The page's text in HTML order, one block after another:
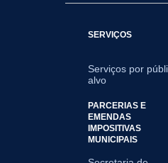
SERVIÇOS
Serviços por
alvo
PARCERIAS E
EMENDAS
IMPOSITIVAS
MUNICIPAIS